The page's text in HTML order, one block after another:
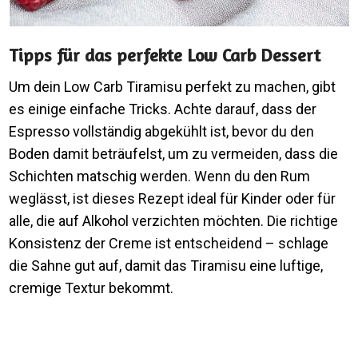
Tipps für das perfekte Low Carb Dessert
Um dein Low Carb Tiramisu perfekt zu machen, gibt
es einige einfache Tricks. Achte darauf, dass der
Espresso vollständig abgekühlt ist, bevor du den
Boden damit beträufelst, um zu vermeiden, dass die
Schichten matschig werden. Wenn du den Rum
weglässt, ist dieses Rezept ideal für Kinder oder für
alle, die auf Alkohol verzichten möchten. Die richtige
Konsistenz der Creme ist entscheidend – schlage
die Sahne gut auf, damit das Tiramisu eine luftige,
cremige Textur bekommt.